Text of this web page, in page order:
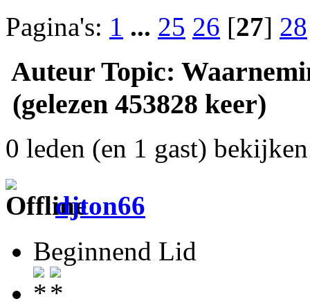
Pagina's: 1 ... 25 26 [27] 28
Auteur Topic:
(gelezen 453828 keer)
0 leden (en 1 gast)
djton66
Beginnend Lid